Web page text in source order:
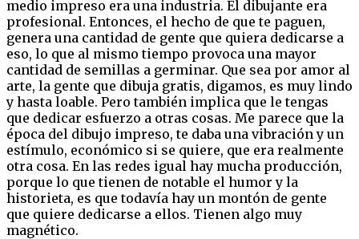
medio impreso era una industria. El dibujante era
profesional. Entonces, el hecho de que te paguen,
genera una cantidad de gente que quiera dedicarse a
eso, lo que al mismo tiempo provoca una mayor
cantidad de semillas a germinar. Que sea por amor al
arte, la gente que dibuja gratis, digamos, es muy lindo
y hasta loable. Pero también implica que le tengas
que dedicar esfuerzo a otras cosas. Me parece que la
época del dibujo impreso, te daba una vibración y un
estímulo, económico si se quiere, que era realmente
otra cosa. En las redes igual hay mucha producción,
porque lo que tienen de notable el humor y la
historieta, es que todavía hay un montón de gente
que quiere dedicarse a ellos. Tienen algo muy
magnético.